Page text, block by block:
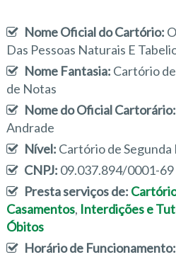
Nome Oficial do Cartório:
Das Pessoas Naturais E
Nome Fantasia: Cartório
de Notas
Nome do Oficial Cartorário:
Andrade
Nível: Cartório de Segunda
CNPJ: 09.037.894/0001-69
Presta serviços de:
Casamentos, Interdições e
Óbitos
Horário de Funcionamento: